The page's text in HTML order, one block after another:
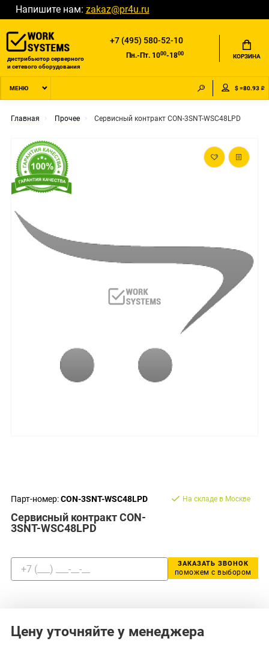
Напишите нам: zakaz@pr4u.ru
дистрибьютор серверного
и сетевого оборудования
+7 (495) 580-52-10
Пн.-Пт. 1000-1800 КОРЗИНА
МЕНЮ $ =80.93 ₽
Главная Прочее Сервисный контракт CON-3SNT-WSC48LPD
Парт-номер:CON-3SNT-WSC48LPD
Сервисный контракт CON-
3SNT-WSC48LPD
На складе в Москве
ЗАКАЗАТЬ ЗВОНОК
поможем с выбором
Цену уточняйте у менеджера